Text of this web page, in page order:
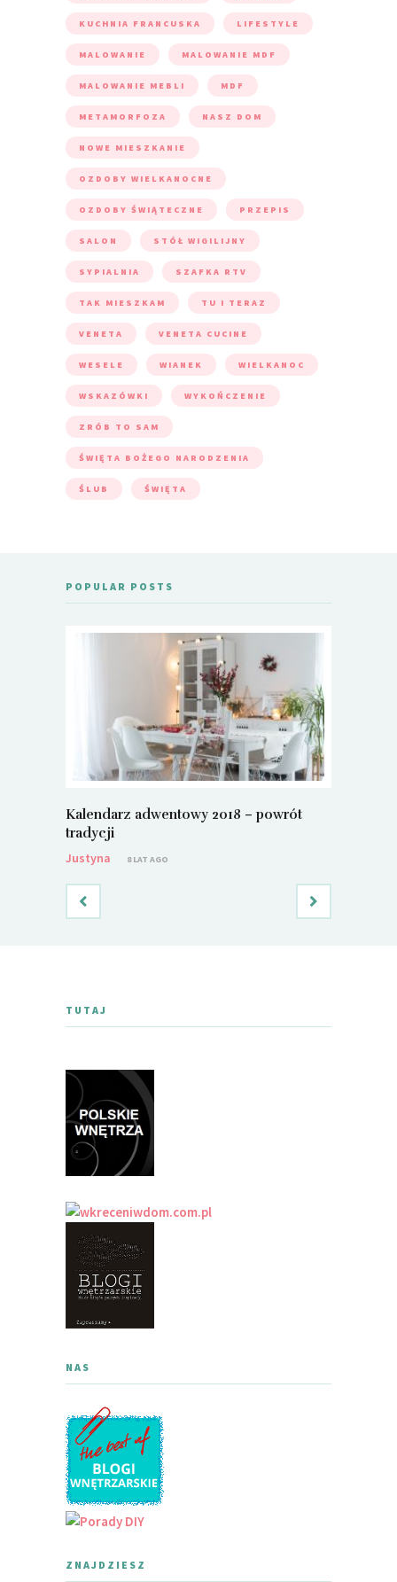
KUCHNIA FRANCUSKA LIFESTYLE
MALOWANIE MALOWANIE MDF
MALOWANIE MEBLI MDF
METAMORFOZA NASZ DOM
NOWE MIESZKANIE
OZDOBY WIELKANOCNE
OZDOBY ŚWIĄTECZNE PRZEPIS
SALON STÓŁ WIGILIJNY
SYPIALNIA SZAFKA RTV
TAK MIESZKAM TU I TERAZ
VENETA VENETA CUCINE
WESELE WIANEK WIELKANOC
WSKAZÓWKI WYKOŃCZENIE
ZRÓB TO SAM
ŚWIĘTA BOŻEGO NARODZENIA
ŚLUB ŚWIĘTA
POPULAR POSTS
Kalendarz adwentowy 2018 – powrót
tradycji
Justyna
8 LAT AGO
TUTAJ
NAS
ZNAJDZIESZ